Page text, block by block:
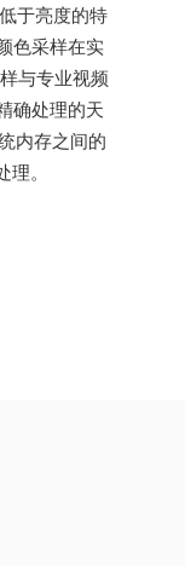
于亮度的特
色采样在实
与专业视频
确处理的天
内存之间的
。